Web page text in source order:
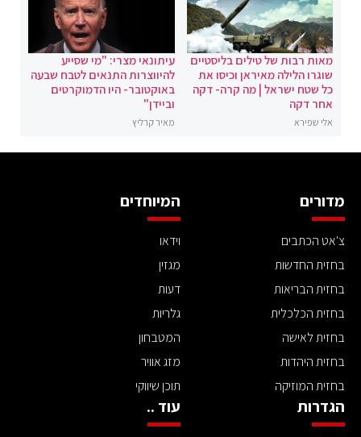
מאות רבות של טילים בליסטיים
שוגרו הלילה מאיראן וכיסו את
כל שטח ישראל | מה קרה- דקה
אחר דקה
אלי שפירא
עיתונאי מצרי: "מי שסייע
להיווצרות התנאים לטבח שבעה
באוקטובר- היו הדמוקרטים
וביידן"
מאיר קרליץ
מדורים
צ'אט הכתבים
בחזית החדשות
בחזית הבריאות
בחזית הכלכלית
בחזית לאישה
בחזית היהדות
בחזית המוזיקה
המיוחדים
וידאו
מגזין
דעות
גלריות
המטבחון
מזג אוויר
תוכן שיווקי
הגדרות עוד ..